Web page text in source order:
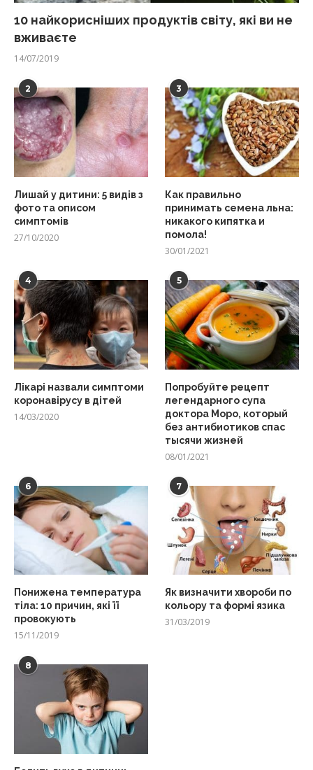
10 найкорисніших продуктів світу, які ви не
вживаєте
14/07/2019
2
Лишай у дитини: 5 видів з
фото та описом
симптомів
27/10/2020
3
Как правильно
принимать семена льна:
никакого кипятка и
помола!
30/01/2021
4
Лікарі назвали симптоми
коронавірусу в дітей
14/03/2020
5
Попробуйте рецепт
легендарного супа
доктора Моро, который
без антибиотиков спас
тысячи жизней
08/01/2021
6
Понижена температура
тіла: 10 причин, які її
провокують
15/11/2019
7
Як визначити хвороби по
кольору та формі язика
31/03/2019
8